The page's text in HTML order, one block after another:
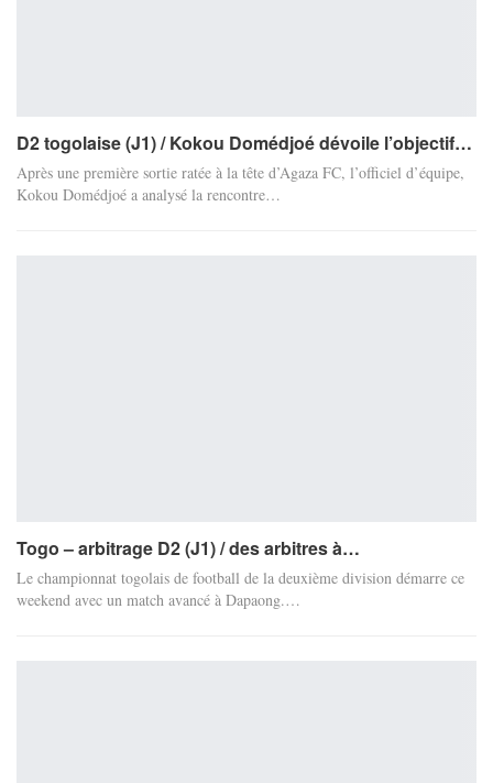
D2 togolaise (J1) / Kokou Domédjoé dévoile l’objectif…
Après une première sortie ratée à la tête d’Agaza FC, l’officiel d’équipe,
Kokou Domédjoé a analysé la rencontre…
Togo – arbitrage D2 (J1) / des arbitres à…
Le championnat togolais de football de la deuxième division démarre ce
weekend avec un match avancé à Dapaong.…